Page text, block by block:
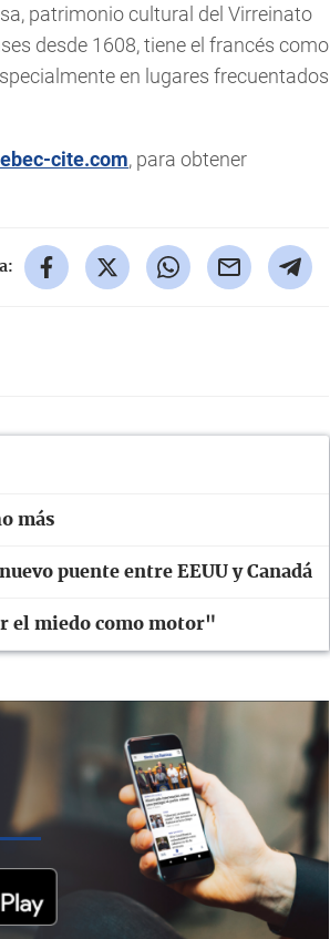
patrimonio cultural del Virreinato
desde 1608, tiene el francés como
en lugares frecuentados
cite.com, para obtener
más
puente entre EEUU y Canadá
el miedo como motor"